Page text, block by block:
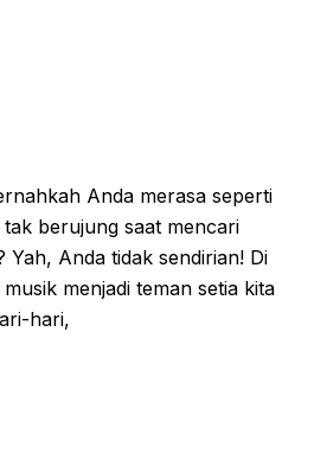
Anda merasa seperti
berujung saat mencari
Anda tidak sendirian! Di
menjadi teman setia kita
hari,